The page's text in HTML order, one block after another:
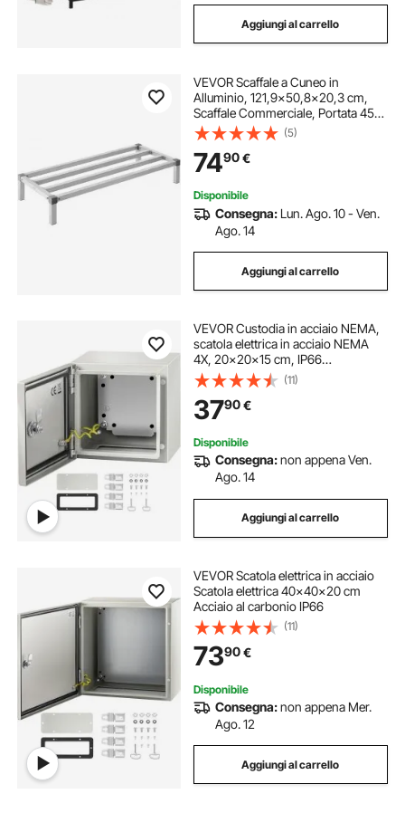
Aggiungi al carrello
VEVOR Scaffale a Cuneo in
Alluminio, 121,9x50,8x20,3 cm,
Scaffale Commerciale, Portata 454
kg, Montaggio Facile, Scaffale per
Conservazione Alimenti a
Pavimento, in Ristoranti, Cucine,
Garage
(5)
7490€
Disponibile
Consegna: Lun. Ago. 10 - Ven.
Ago. 14
Aggiungi al carrello
VEVOR Custodia in acciaio NEMA,
scatola elettrica in acciaio NEMA
4X, 20x20x15 cm, IP66
impermeabile e antipolvere, scatola
di giunzione elettrica per
esterni/interni
(11)
3790€
Disponibile
Consegna:non appena Ven.
Ago. 14
Aggiungi al carrello
VEVOR Scatola elettrica in acciaio
Scatola elettrica 40x40x20 cm
Acciaio al carbonio IP66
(11)
7390€
Disponibile
Consegna:non appena Mer.
Ago. 12
Aggiungi al carrello